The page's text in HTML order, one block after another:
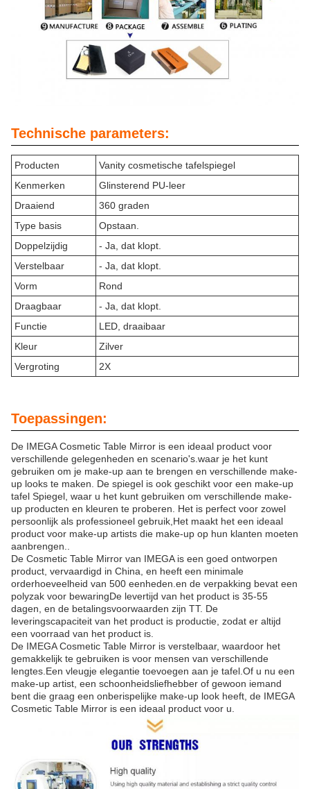
Technische parameters:
Producten
Vanity cosmetische tafelspiegel
Kenmerken
Glinsterend PU-leer
Draaiend
360 graden
Type basis
Opstaan.
Doppelzijdig
- Ja, dat klopt.
Verstelbaar
- Ja, dat klopt.
Vorm
Rond
Draagbaar
- Ja, dat klopt.
Functie
LED, draaibaar
Kleur
Zilver
Vergroting
2X
Toepassingen:
De IMEGA Cosmetic Table Mirror is een ideaal product voor
verschillende gelegenheden en scenario's.waar je het kunt
gebruiken om je make-up aan te brengen en verschillende make-
up looks te maken. De spiegel is ook geschikt voor een make-up
tafel Spiegel, waar u het kunt gebruiken om verschillende make-
up producten en kleuren te proberen. Het is perfect voor zowel
persoonlijk als professioneel gebruik,Het maakt het een ideaal
product voor make-up artists die make-up op hun klanten moeten
aanbrengen..
De Cosmetic Table Mirror van IMEGA is een goed ontworpen
product, vervaardigd in China, en heeft een minimale
orderhoeveelheid van 500 eenheden.en de verpakking bevat een
polyzak voor bewaringDe levertijd van het product is 35-55
dagen, en de betalingsvoorwaarden zijn TT. De
leveringscapaciteit van het product is productie, zodat er altijd
een voorraad van het product is.
De IMEGA Cosmetic Table Mirror is verstelbaar, waardoor het
gemakkelijk te gebruiken is voor mensen van verschillende
lengtes.Een vleugje elegantie toevoegen aan je tafel.Of u nu een
make-up artist, een schoonheidsliefhebber of gewoon iemand
bent die graag een onberispelijke make-up look heeft, de IMEGA
Cosmetic Table Mirror is een ideaal product voor u.